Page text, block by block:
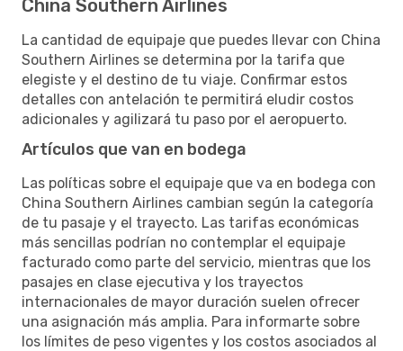
China Southern Airlines
La cantidad de equipaje que puedes llevar con China
Southern Airlines se determina por la tarifa que
elegiste y el destino de tu viaje. Confirmar estos
detalles con antelación te permitirá eludir costos
adicionales y agilizará tu paso por el aeropuerto.
Artículos que van en bodega
Las políticas sobre el equipaje que va en bodega con
China Southern Airlines cambian según la categoría
de tu pasaje y el trayecto. Las tarifas económicas
más sencillas podrían no contemplar el equipaje
facturado como parte del servicio, mientras que los
pasajes en clase ejecutiva y los trayectos
internacionales de mayor duración suelen ofrecer
una asignación más amplia. Para informarte sobre
los límites de peso vigentes y los costos asociados al